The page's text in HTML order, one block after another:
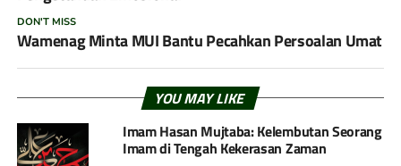
DON'T MISS
Wamenag Minta MUI Bantu Pecahkan Persoalan Umat
YOU MAY LIKE
Imam Hasan Mujtaba: Kelembutan Seorang
Imam di Tengah Kekerasan Zaman